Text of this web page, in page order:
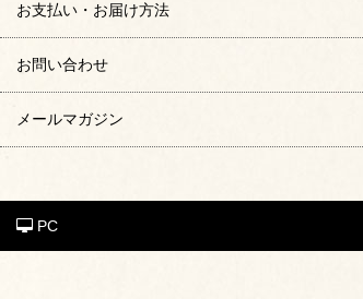
お支払い・お届け方法
お問い合わせ
メールマガジン
PC